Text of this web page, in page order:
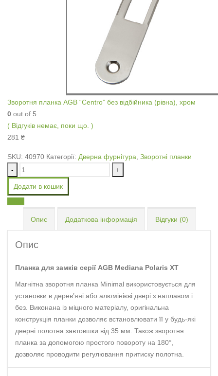
Зворотня планка AGB “Centro” без відбійника (рівна), хром
0 out of 5
( Відгуків немає, поки що. )
281 ₴
SKU: 40970 Категорії: Дверна фурнітура Зворотні планки
-
+
Додати в кошик
Опис Додаткова інформація Відгуки (0)
Опис
Планка для замків серії AGB Mediana Pоlaris ХТ
Магнітна зворотня планка Minimal використовується для
установки в дерев’яні або алюмінієві двері з наплавом і
без. Виконана із міцного матеріалу, оригінальна
конструкція планки дозволяє встановлювати її у будь-які
дверні полотна завтовшки від 35 мм. Також зворотня
планка за допомогою простого повороту на 180°,
дозволяє проводити регулювання притиску полотна.